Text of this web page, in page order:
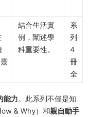
結合生活實
例，闡述學
科重要性。
系
列
4
冊
全
能力。此系列不僅是知
& Why）和親自動手